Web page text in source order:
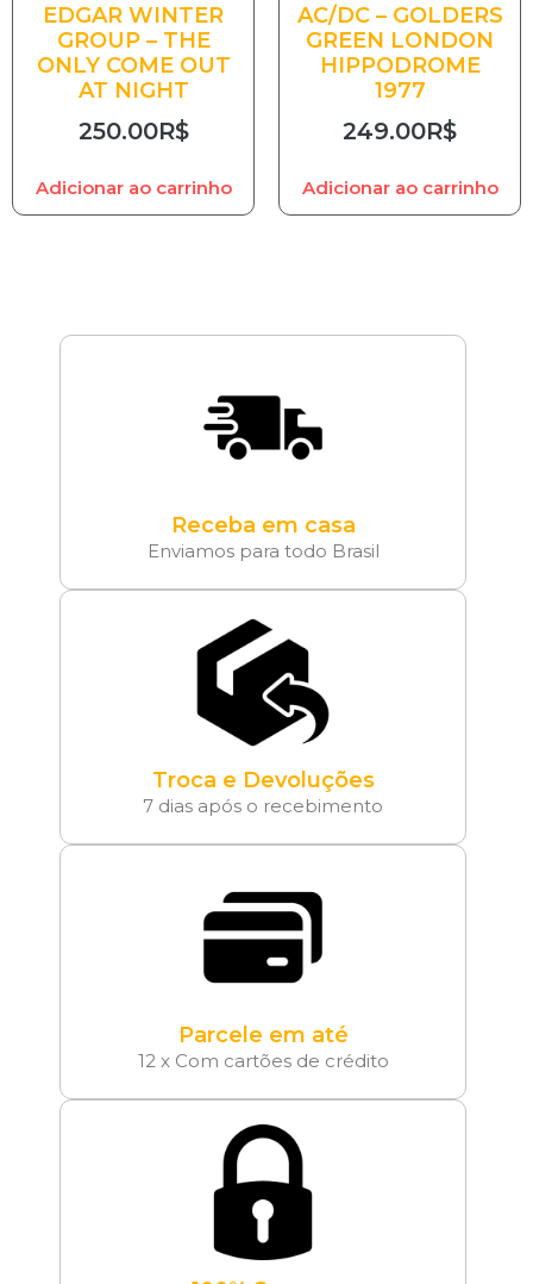
EDGAR WINTER
GROUP – THE
ONLY COME OUT
AT NIGHT
250.00R$
Adicionar ao carrinho
AC/DC – GOLDERS
GREEN LONDON
HIPPODROME
1977
249.00R$
Adicionar ao carrinho
Receba em casa
Enviamos para todo Brasil
Troca e Devoluções
7 dias após o recebimento
Parcele em até
12 x Com cartões de crédito